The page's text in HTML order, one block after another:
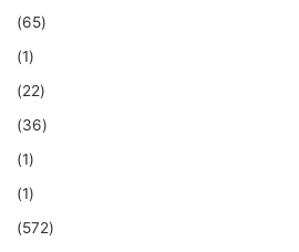
(65)
(1)
(22)
(36)
(1)
(1)
(572)